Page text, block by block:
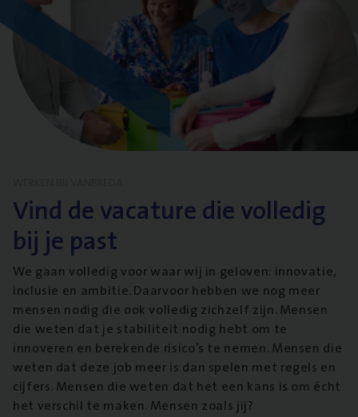
Vind de vacature die volledig
bij je past
We gaan volledig voor waar wij in geloven: innovatie,
inclusie en ambitie. Daarvoor hebben we nog meer
mensen nodig die ook volledig zichzelf zijn. Mensen
die weten dat je stabiliteit nodig hebt om te
innoveren en berekende risico’s te nemen. Mensen die
weten dat deze job meer is dan spelen met regels en
cijfers. Mensen die weten dat het een kans is om écht
het verschil te maken. Mensen zoals jij?